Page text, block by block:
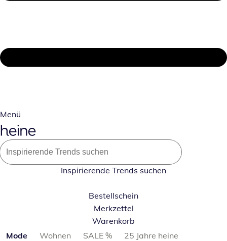
Menü
Inspirierende Trends suchen
Bestellschein
Merkzettel
Warenkorb
Produktkategorien überspringen
Mode Wohnen SALE %
25 Jahre heine